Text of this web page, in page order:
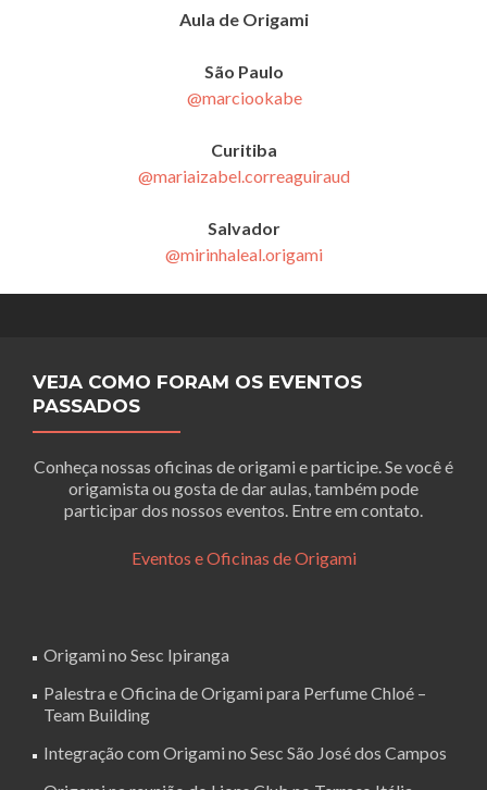
Aula de Origami
São Paulo
@marciookabe
Curitiba
@mariaizabel.correaguiraud
Salvador
@mirinhaleal.origami
VEJA COMO FORAM OS EVENTOS
PASSADOS
Conheça nossas oficinas de origami e participe. Se você é
origamista ou gosta de dar aulas, também pode
participar dos nossos eventos. Entre em contato.
Eventos e Oficinas de Origami
Origami no Sesc Ipiranga
Palestra e Oficina de Origami para Perfume Chloé –
Team Building
Integração com Origami no Sesc São José dos Campos